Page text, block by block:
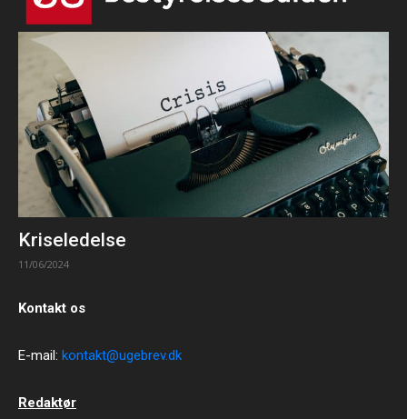
Kriseledelse
11/06/2024
Kontakt os
E-mail: kontakt@ugebrev.dk
Redaktør